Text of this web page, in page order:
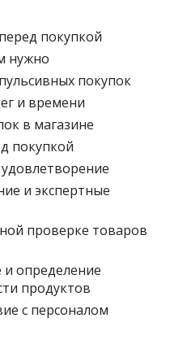
покупкой
нужно
покупок
и времени
в магазине
покупкой
и экспертные
проверке товаров
и определение
продуктов
с персоналом